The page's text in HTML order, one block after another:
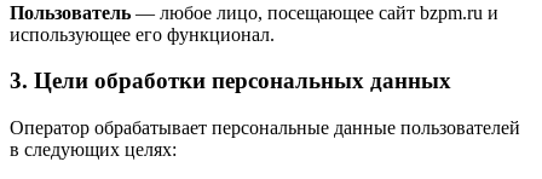
Пользователь — любое лицо, посещающее сайт bzpm.ru и
использующее его функционал.
3. Цели обработки персональных данных
Оператор обрабатывает персональные данные пользователей
в следующих целях: